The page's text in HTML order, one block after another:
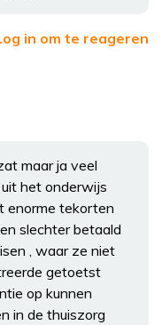
in om te reageren
maar ja veel
het onderwijs
enorme tekorten
slechter betaald
, waar ze niet
getoetst
op kunnen
in de thuiszorg